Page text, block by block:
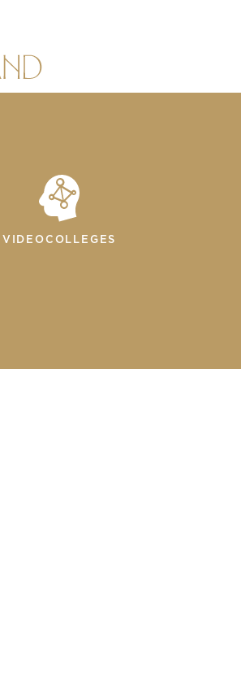
VIDEOCOLLEGES